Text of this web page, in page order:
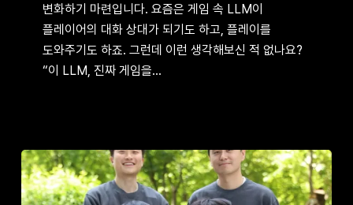
벤치마크
탄생기
변화하기 마련입니다. 요즘은 게임 속 LLM이
플레이어의 대화 상대가 되기도 하고, 플레이를
도와주기도 하죠. 그런데 이런 생각해보신 적 없나요?
“이 LLM, 진짜 게임을…